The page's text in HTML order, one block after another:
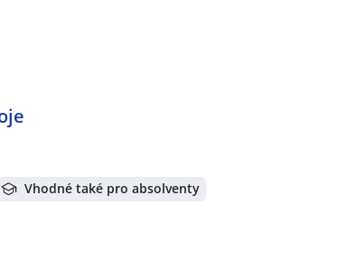
Vhodné také pro absolventy